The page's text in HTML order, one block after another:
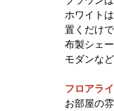
ホワイト
置くだけ
布製シェ
モダンな
フロアラ
お部屋の